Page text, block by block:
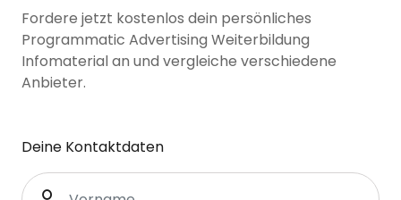
Fordere jetzt kostenlos dein persönliches
Programmatic Advertising Weiterbildung
Infomaterial an und vergleiche verschiedene
Anbieter.
Deine Kontaktdaten